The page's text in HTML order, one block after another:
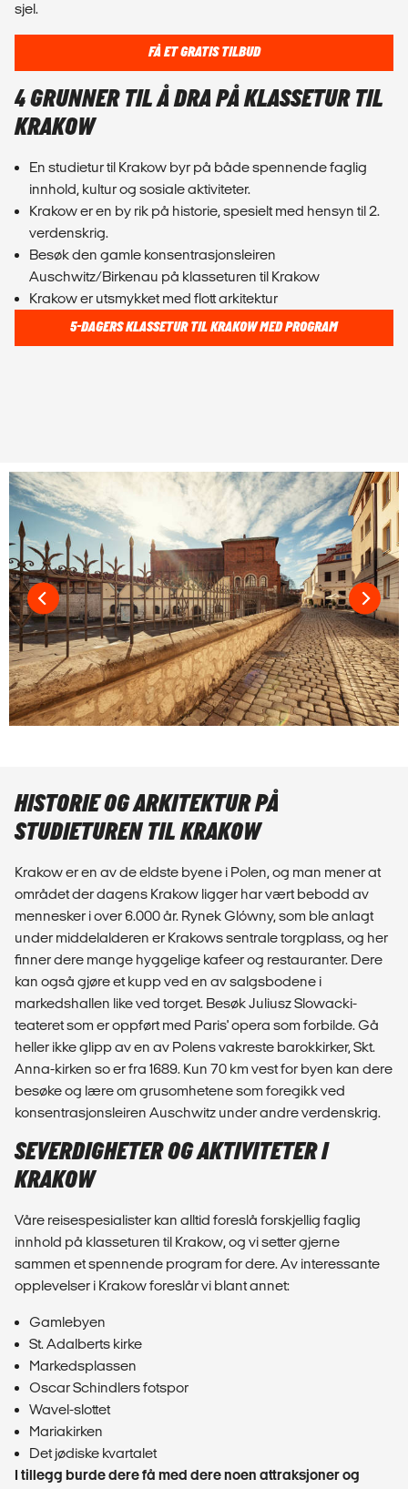
sjel.
FÅ ET GRATIS TILBUD
4 GRUNNER TIL Å DRA PÅ KLASSETUR TIL
KRAKOW
En studietur til Krakow byr på både spennende faglig
innhold, kultur og sosiale aktiviteter.
Krakow er en by rik på historie, spesielt med hensyn til 2.
verdenskrig.
Besøk den gamle konsentrasjonsleiren
Auschwitz/Birkenau på klasseturen til Krakow
Krakow er utsmykket med flott arkitektur
5-DAGERS KLASSETUR TIL KRAKOW MED PROGRAM
HISTORIE OG ARKITEKTUR PÅ
STUDIETUREN TIL KRAKOW
Krakow er en av de eldste byene i Polen, og man mener at
området der dagens Krakow ligger har vært bebodd av
mennesker i over 6.000 år. Rynek Glówny, som ble anlagt
under middelalderen er Krakows sentrale torgplass, og her
finner dere mange hyggelige kafeer og restauranter. Dere
kan også gjøre et kupp ved en av salgsbodene i
markedshallen like ved torget. Besøk Juliusz Slowacki-
teateret som er oppført med Paris' opera som forbilde. Gå
heller ikke glipp av en av Polens vakreste barokkirker, Skt.
Anna-kirken so er fra 1689. Kun 70 km vest for byen kan dere
besøke og lære om grusomhetene som foregikk ved
konsentrasjonsleiren Auschwitz under andre verdenskrig.
SEVERDIGHETER OG AKTIVITETER I
KRAKOW
Våre reisespesialister kan alltid foreslå forskjellig faglig
innhold på klasseturen til Krakow, og vi setter gjerne
sammen et spennende program for dere. Av interessante
opplevelser i Krakow foreslår vi blant annet:
Gamlebyen
St. Adalberts kirke
Markedsplassen
Oscar Schindlers fotspor
Wavel-slottet
Mariakirken
Det jødiske kvartalet
I tillegg burde dere få med dere noen attraksjoner og